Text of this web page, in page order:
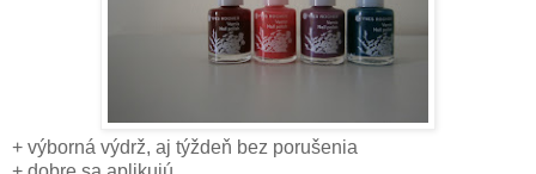
+ výborná výdrž, aj týždeň bez porušenia